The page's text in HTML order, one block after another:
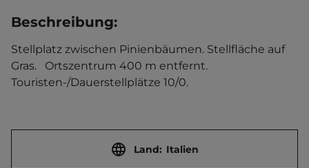
Beschreibung:
Stellplatz zwischen Pinienbäumen. Stellfläche auf
Gras.   Ortszentrum 400 m entfernt.
Touristen-/Dauerstellplätze 10/0.
Land: Italien